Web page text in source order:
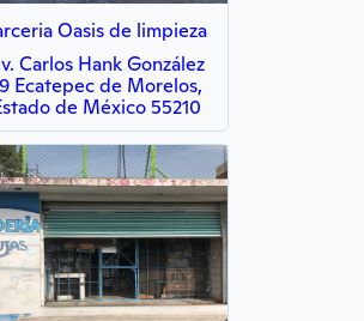
Oasis de limpieza
Carlos Hank González
Ecatepec de Morelos,
de México 55210